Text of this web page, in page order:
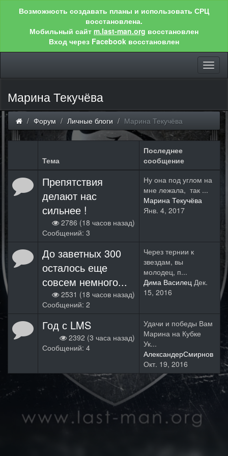
Возможность создавать планы и использовать СРЦ
восстановлена.
Мобильный сайт m.last-man.org восстановлен
Вход через Facebook восстановлен
Марина Текучёва
Форум Личные блоги Марина Текучёва
Тема
Последнее
сообщение
Препятствия
делают нас
сильнее !
2786 (18 часов назад)
Сообщений: 3
Ну она под углом на
мне лежала, так ...
Марина Текучёва
Янв. 4, 2017
До заветных 300
осталось еще
совсем немного...
2531 (18 часов назад)
Сообщений: 2
Через тернии к
звездам, вы
молодец, п...
Дима Василец Дек.
15, 2016
Год с LMS
2392 (3 часа назад)
Сообщений: 4
Удачи и победы Вам
Марина на Кубке
Ук...
АлександерСмирнов
Окт. 19, 2016